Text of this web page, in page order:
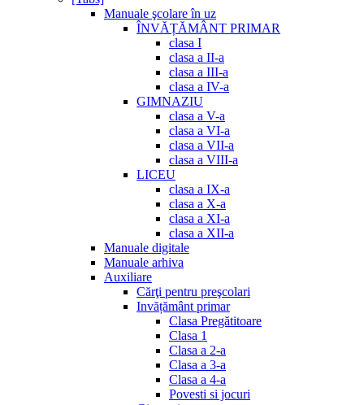
Manuale şcolare în uz
ÎNVĂȚĂMÂNT PRIMAR
clasa I
clasa a II-a
clasa a III-a
clasa a IV-a
GIMNAZIU
clasa a V-a
clasa a VI-a
clasa a VII-a
clasa a VIII-a
LICEU
clasa a IX-a
clasa a X-a
clasa a XI-a
clasa a XII-a
Manuale digitale
Manuale arhiva
Auxiliare
Cărţi pentru preşcolari
Invățământ primar
Clasa Pregătitoare
Clasa 1
Clasa a 2-a
Clasa a 3-a
Clasa a 4-a
Povesti si jocuri